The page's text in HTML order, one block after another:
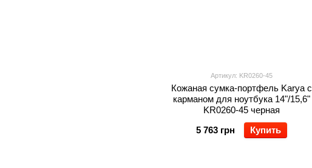
Артикул: KR0260-45
Кожаная сумка-портфель Karya с
карманом для ноутбука 14"/15,6"
KR0260-45 черная
5 763 грн
Купить